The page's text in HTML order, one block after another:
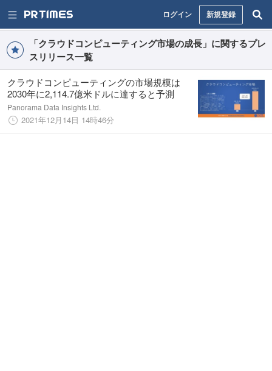
ログイン 新規登録
「クラウドコンピューティング市場の成長」に関するプレ
スリリース一覧
クラウドコンピューティングの市場規模は
2030年に2,114.7億米ドルに達すると予測
Panorama Data Insights Ltd.
2021年12月14日 14時46分